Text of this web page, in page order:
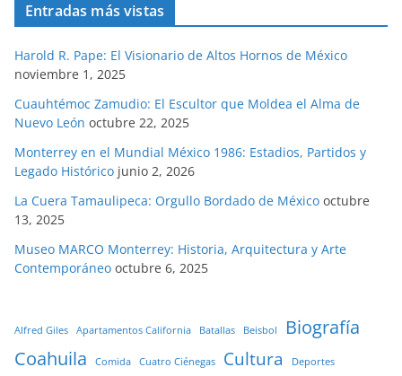
Entradas más vistas
Harold R. Pape: El Visionario de Altos Hornos de México
noviembre 1, 2025
Cuauhtémoc Zamudio: El Escultor que Moldea el Alma de
Nuevo León octubre 22, 2025
Monterrey en el Mundial México 1986: Estadios, Partidos y
Legado Histórico junio 2, 2026
La Cuera Tamaulipeca: Orgullo Bordado de México octubre
13, 2025
Museo MARCO Monterrey: Historia, Arquitectura y Arte
Contemporáneo octubre 6, 2025
Alfred Giles Apartamentos California Batallas Beisbol
Biografía
Coahuila
Comida Cuatro Ciénegas Cultura Deportes